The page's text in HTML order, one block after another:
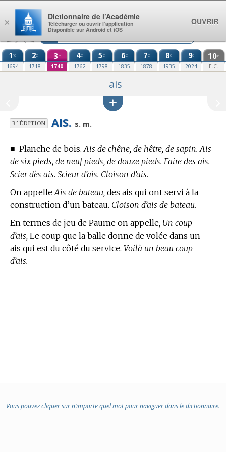
Aller au contenu
1re
1694
2e
1718
3e
1740
4e
1762
5e
1798
6e
1835
7e
1878
8e
1935
9e
2024
10e
E.C.
ais
3eÉDITION AIS. s. m.
■ Planche de bois. Ais de chêne, de hêtre, de sapin. Ais
de six pieds, de neuf pieds, de douze pieds. Faire des ais.
Scier dès ais. Scieur d’ais. Cloison d’ais.
On appelle Ais de bateau, des ais qui ont servi à la
construction d’un bateau. Cloison d’ais de bateau.
En termes de jeu de Paume on appelle, Un coup
d’ais, Le coup que la balle donne de volée dans un
ais qui est du côté du service. Voilà un beau coup
d’ais.
Vous pouvez cliquer sur n’importe quel mot pour naviguer dans le dictionnaire.
×
Dictionnaire de l’Académie
Télécharger ou ouvrir l’application
Disponible sur Android et iOS
OUVRIR